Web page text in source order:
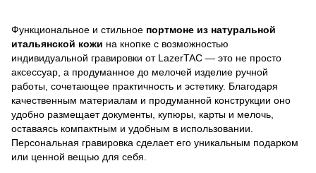
Функциональное и стильное портмоне из натуральной
итальянской кожи на кнопке с возможностью
индивидуальной гравировки от LazerTAC — это не просто
аксессуар, а продуманное до мелочей изделие ручной
работы, сочетающее практичность и эстетику. Благодаря
качественным материалам и продуманной конструкции оно
удобно размещает документы, купюры, карты и мелочь,
оставаясь компактным и удобным в использовании.
Персональная гравировка сделает его уникальным подарком
или ценной вещью для себя.